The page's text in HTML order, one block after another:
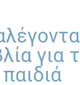
για
παιδιά